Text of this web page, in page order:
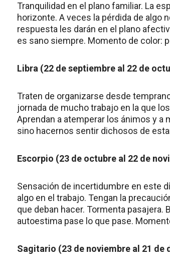
Tranquilidad en el plano familiar. La
horizonte. A veces la pérdida de algo
respuesta les darán en el plano
es sano siempre. Momento de color:
Libra (22 de septiembre al 22 de
Traten de organizarse desde
jornada de mucho trabajo en la que
Aprendan a atemperar los ánimos y
sino hacernos sentir dichosos de
Escorpio (23 de octubre al 22 de
Sensación de incertidumbre en este
algo en el trabajo. Tengan la
que deban hacer. Tormenta pasajera.
autoestima pase lo que pase.
Sagitario (23 de noviembre al 21 de